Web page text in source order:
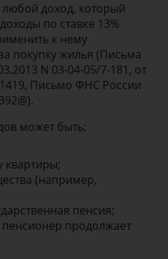
любой доход, который
по ставке 13%
к нему
покупку жилья (Письма
N 03-04-05/7-181, от
Письмо ФНС России
может быть:
квартиры;
(например,
пенсия;
пенсионер продолжает